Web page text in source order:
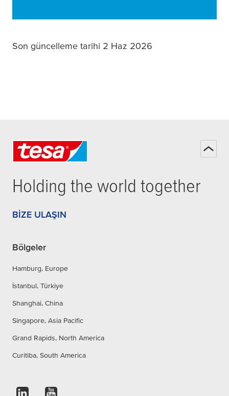
Son güncelleme tarihi 2 Haz 2026
Holding the world together
BIZE ULAŞIN
Bölgeler
Hamburg, Europe
İstanbul, Türkiye
Shanghai, China
Singapore, Asia Pacific
Grand Rapids, North America
Curitiba, South America